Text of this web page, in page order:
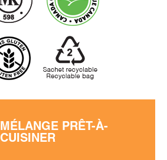
MÉLANGE PRÊT-À-
CUISINER